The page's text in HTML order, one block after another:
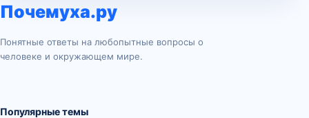
Почемуха.ру
Понятные ответы на любопытные вопросы о
человеке и окружающем мире.
Популярные темы